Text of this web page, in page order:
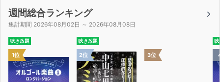
週間総合ランキング
集計期間 2026年08月02日 ～ 2026年08月08日
聴き放題
1位
聴き放題
2位 3位
聴